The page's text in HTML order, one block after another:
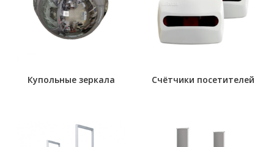
Купольные зеркала Счётчики посетителей